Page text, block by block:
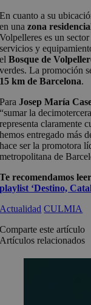
En cuanto a su
en unazona
Volpelleres es un
servicios y
elBosque de
verdes. La promoción
15 km de Barcelona.
ParaJosep María
“sumar la
representa claramente
hemos entregado más
hace ser la promotora
metropolitana de
Te recomendamos
playlist ‘Destino,
Actualidad CULMIA
Comparte este artículo
Artículos relacionados